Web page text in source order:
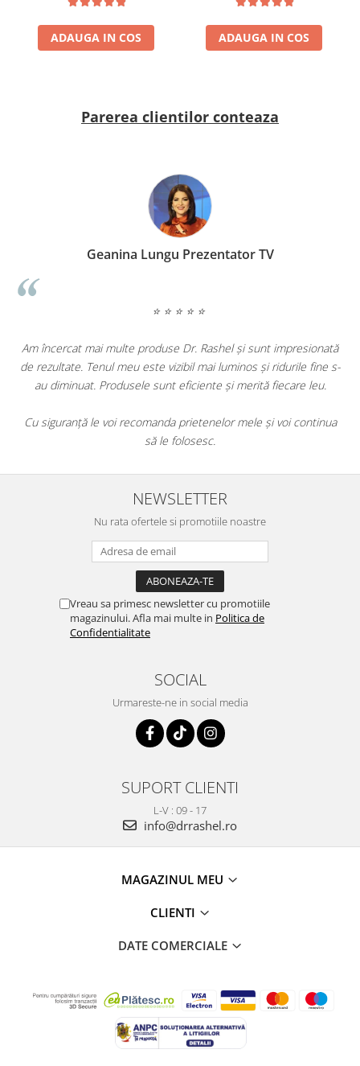
ADAUGA IN COS ADAUGA IN COS
Parerea clientilor conteaza
Geanina Lungu Prezentator TV
⭐ ⭐ ⭐ ⭐ ⭐
Am încercat mai multe produse Dr. Rashel și sunt impresionată
de rezultate. Tenul meu este vizibil mai luminos și ridurile fine s-
au diminuat. Produsele sunt eficiente și merită fiecare leu.
Cu siguranță le voi recomanda prietenelor mele și voi continua
să le folosesc.
NEWSLETTER
Nu rata ofertele si promotiile noastre
Vreau sa primesc newsletter cu promotiile
magazinului. Afla mai multe in Politica de
Confidentialitate
SOCIAL
Urmareste-ne in social media
SUPORT CLIENTI
L-V : 09 - 17
info@drrashel.ro
MAGAZINUL MEU
CLIENTI
DATE COMERCIALE